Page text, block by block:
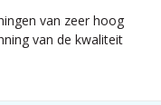
van zeer hoog
van de kwaliteit